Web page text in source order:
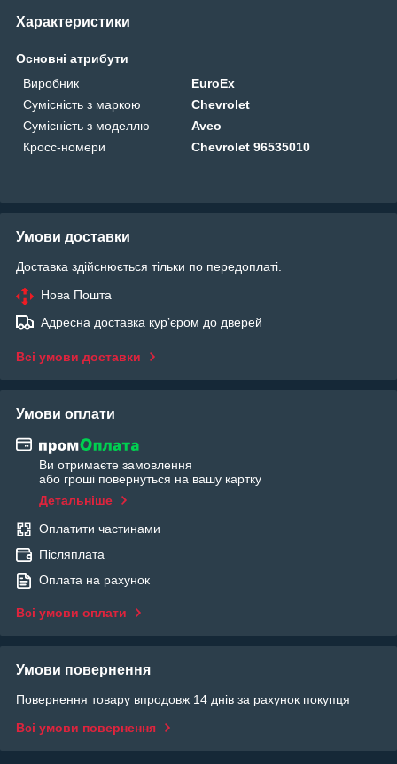
Характеристики
Основні атрибути
Виробник
EuroEx
Сумісність з маркою
Chevrolet
Сумісність з моделлю
Aveo
Кросс-номери
Chevrolet 96535010
Умови доставки
Доставка здійснюється тільки по передоплаті.
Нова Пошта
Адресна доставка курʼєром до дверей
Всі умови доставки
Умови оплати
Ви отримаєте замовлення
або гроші повернуться на вашу картку
Детальніше
Оплатити частинами
Післяплата
Оплата на рахунок
Всі умови оплати
Умови повернення
Повернення товару впродовж 14 днів за рахунок покупця
Всі умови повернення